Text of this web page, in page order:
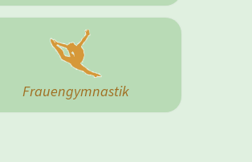
Frauengymnastik